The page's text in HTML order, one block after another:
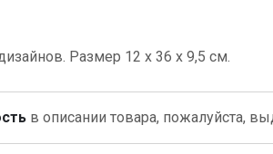
Размер 12 x 36 x 9,5 см.
в описании товара, пожалуйста,